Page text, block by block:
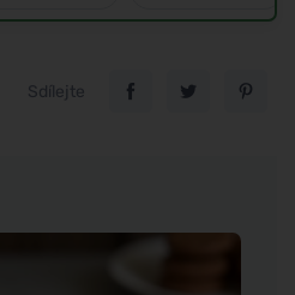
Sdílejte